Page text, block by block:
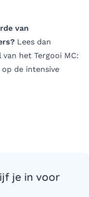
van
Lees dan
het Tergooi MC:
de intensive
je in voor